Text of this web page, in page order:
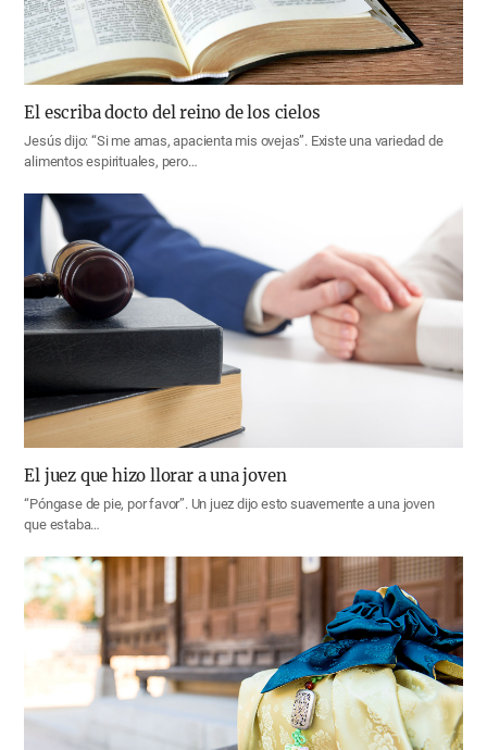
El escriba docto del reino de los cielos
Jesús dijo: “Si me amas, apacienta mis ovejas”. Existe una variedad de
alimentos espirituales, pero…
El juez que hizo llorar a una joven
“Póngase de pie, por favor”. Un juez dijo esto suavemente a una joven
que estaba…